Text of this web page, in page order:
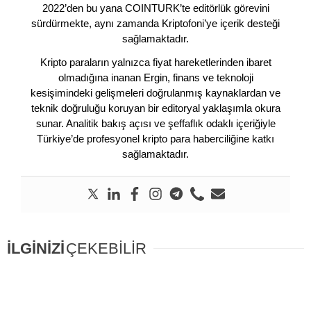
2022’den bu yana COINTURK’te editörlük görevini
sürdürmekte, aynı zamanda Kriptofoni’ye içerik desteği
sağlamaktadır.
Kripto paraların yalnızca fiyat hareketlerinden ibaret
olmadığına inanan Ergin, finans ve teknoloji
kesişimindeki gelişmeleri doğrulanmış kaynaklardan ve
teknik doğruluğu koruyan bir editoryal yaklaşımla okura
sunar. Analitik bakış açısı ve şeffaflık odaklı içeriğiyle
Türkiye’de profesyonel kripto para haberciliğine katkı
sağlamaktadır.
İLGİNİZİÇEKEBİLİR